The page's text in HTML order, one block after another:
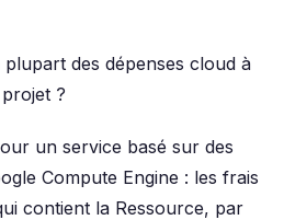
des dépenses cloud à
?
un service basé sur des
Compute Engine : les frais
contient la Ressource, par